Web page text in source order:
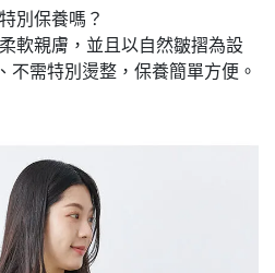
別保養嗎？
軟親膚，並且以自然皺摺為設
不需特別燙整，保養簡單方便。